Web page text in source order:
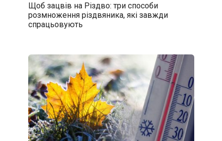
Щоб зацвів на Різдво: три способи
розмноження різдвяника, які завжди
спрацьовують